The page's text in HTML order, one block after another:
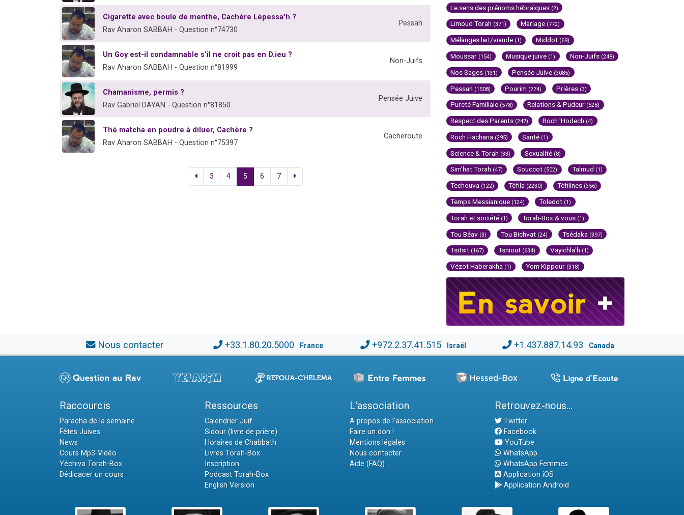
Cigarette avec boule de menthe, Cachère Lépessa'h ?
Rav Aharon SABBAH - Question n°74730
Pessah
Un Goy est-il condamnable s’il ne croit pas en D.ieu ?
Rav Aharon SABBAH - Question n°81999
Non-Juifs
Chamanisme, permis ?
Rav Gabriel DAYAN - Question n°81850
Pensée Juive
Thé matcha en poudre à diluer, Cachère ?
Rav Aharon SABBAH - Question n°75397
Cacheroute
3 4 5 6 7
Le sens des prénoms hébraïques (2)
Limoud Torah (371) Mariage (772)
Mélanges lait/viande (1) Middot (69)
Moussar (154) Musique juive (1) Non-Juifs (248)
Nos Sages (131) Pensée Juive (3085)
Pessah (1508) Pourim (274) Prières (3)
Pureté Familiale (578) Relations & Pudeur (528)
Respect des Parents (247) Roch 'Hodech (4)
Roch Hachana (295) Santé (1)
Science & Torah (33) Sexualité (8)
Sim'hat Torah (47) Souccot (502) Talmud (1)
Techouva (122) Téfila (2230) Téfilines (356)
Temps Messianique (124) Toledot (1)
Torah et société (1) Torah-Box & vous (1)
Tou Béav (3) Tou Bichvat (24) Tsédaka (397)
Tsitsit (167) Tsniout (634) Vayichla'h (1)
Vézot Haberakha (1) Yom Kippour (318)
Nous contacter +33.1.80.20.5000 France +972.2.37.41.515 Israël +1.437.887.14.93 Canada
Raccourcis
Paracha de la semaine
Fêtes Juives
News
Cours Mp3-Vidéo
Yéchiva Torah-Box
Dédicacer un cours
Ressources
Calendrier Juif
Sidour (livre de prière)
Horaires de Chabbath
Livres Torah-Box
Inscription
Podcast Torah-Box
English Version
L'association
A propos de l'association
Faire un don !
Mentions légales
Nous contacter
Aide (FAQ)
Retrouvez-nous...
Twitter
Facebook
YouTube
WhatsApp
WhatsApp Femmes
Application iOS
Application Android